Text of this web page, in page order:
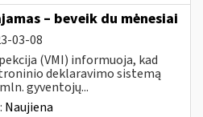
– beveik du mėnesiai
03-08
(VMI) informuoja, kad
deklaravimo sistemą
gyventojų...
Naujiena